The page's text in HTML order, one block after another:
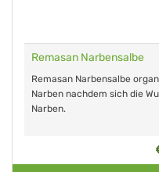
Remasan Narbensalbe
Remasan Narbensalbe
Narben nachdem sich die
Narben.